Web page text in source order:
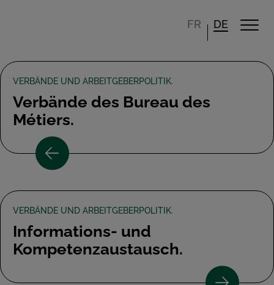
FR DE
VERBÄNDE UND ARBEITGEBERPOLITIK.
Verbände des Bureau des
Métiers.
VERBÄNDE UND ARBEITGEBERPOLITIK.
Informations- und
Kompetenzaustausch.